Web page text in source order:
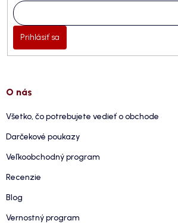
Prihlásiť sa
O nás
Všetko, čo potrebujete vedieť o obchode
Darčekové poukazy
Veľkoobchodný program
Recenzie
Blog
Vernostný program